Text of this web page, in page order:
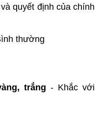
quyết định của chính
thường
trắng - Khắc với